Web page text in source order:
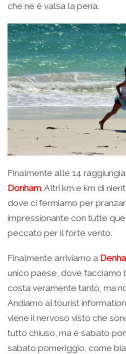
che ne è valsa la pena.
Finalmente alle 14
Donham. Altri km e km di
dove ci fermiamo per
impressionante con tutte
peccato per il forte vento.
Finalmente arriviamo a
unico paese, dove facciamo
costa veramente tanto, ma
Andiamo al tourist
viene il nervoso visto che
tutto chiuso, ma è sabato
sabato pomeriggio, come